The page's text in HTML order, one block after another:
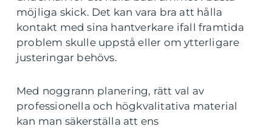
möjliga skick. Det kan vara bra att hålla
kontakt med sina hantverkare ifall framtida
problem skulle uppstå eller om ytterligare
justeringar behövs.
Med noggrann planering, rätt val av
professionella och högkvalitativa material
kan man säkerställa att ens